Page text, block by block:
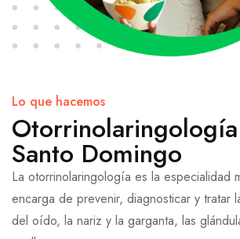
Lo que hacemos
Santo Domingo
La otorrinolaringología es la especialidad
encarga de prevenir, diagnosticar y tratar
del oído, la nariz y la garganta, las